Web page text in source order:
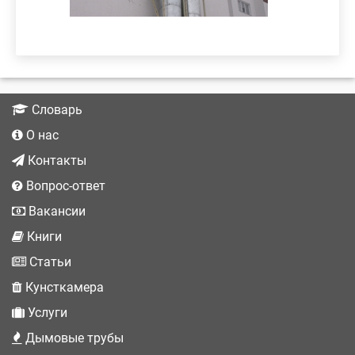
Словарь
О нас
Контакты
Вопрос-ответ
Вакансии
Книги
Статьи
Кунсткамера
Услуги
Дымовые трубы